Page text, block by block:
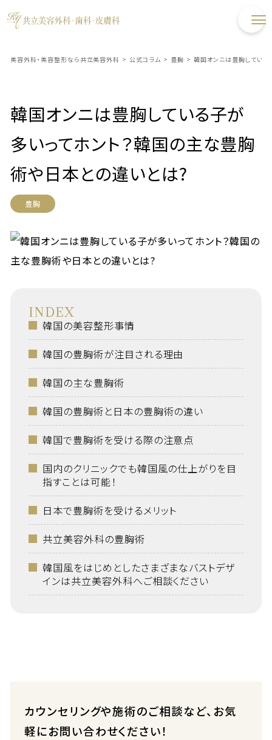
美容外科・美容整形なら共立美容外科 > 公式コラム > 豊胸 > 韓国オンニは豊胸してい
韓国オンニは豊胸している子が
多いってホント？韓国の主な豊胸
術や日本との違いとは?
豊胸
INDEX
韓国の美容整形事情
韓国の豊胸術が注目される理由
韓国の主な豊胸術
韓国の豊胸術と日本の豊胸術の違い
韓国で豊胸術を受ける際の注意点
国内のクリニックでも韓国風の仕上がりを目
指すことは可能！
日本で豊胸術を受けるメリット
共立美容外科の豊胸術
韓国風をはじめとしたさまざまなバストデザ
インは共立美容外科へご相談ください
カウンセリングや施術のご相談など、お気
軽にお問い合わせください！